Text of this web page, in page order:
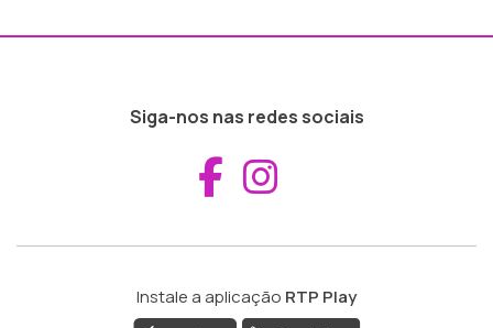
Siga-nos nas redes sociais
Aceder ao
Instale a aplicação RTP Play